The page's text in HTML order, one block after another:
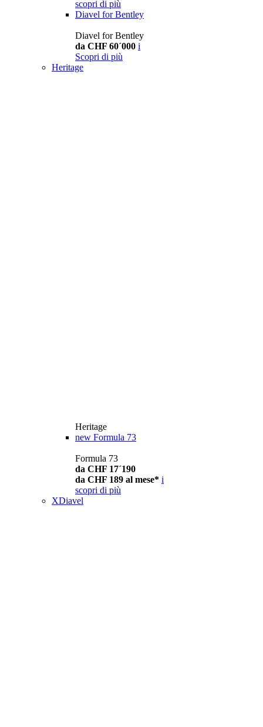
scopri di più
Diavel for Bentley
Diavel for Bentley
da CHF 60´000 i
Scopri di più
Heritage
Heritage
new Formula 73
Formula 73
da CHF 17´190
da CHF 189 al mese* i
scopri di più
XDiavel